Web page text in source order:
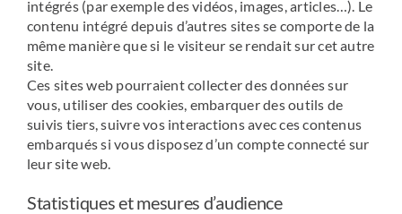
intégrés (par exemple des vidéos, images, articles…). Le
contenu intégré depuis d’autres sites se comporte de la
même manière que si le visiteur se rendait sur cet autre
site.
Ces sites web pourraient collecter des données sur
vous, utiliser des cookies, embarquer des outils de
suivis tiers, suivre vos interactions avec ces contenus
embarqués si vous disposez d’un compte connecté sur
leur site web.
Statistiques et mesures d’audience